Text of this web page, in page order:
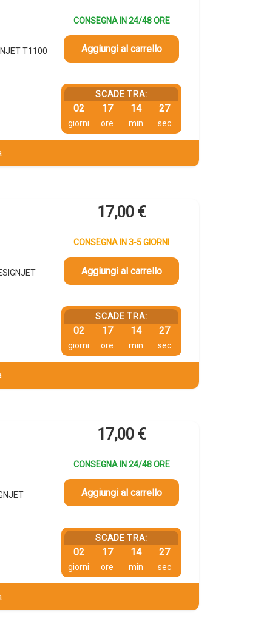
T1100
CONSEGNA IN 24/48 ORE
Aggiungi al carrello
SCADE TRA:
02
giorni
17
ore
14
min
26
sec
17,00 €
CONSEGNA IN 3-5 GIORNI
Aggiungi al carrello
SCADE TRA:
02
giorni
17
ore
14
min
26
sec
17,00 €
CONSEGNA IN 24/48 ORE
Aggiungi al carrello
SCADE TRA:
02
giorni
17
ore
14
min
26
sec